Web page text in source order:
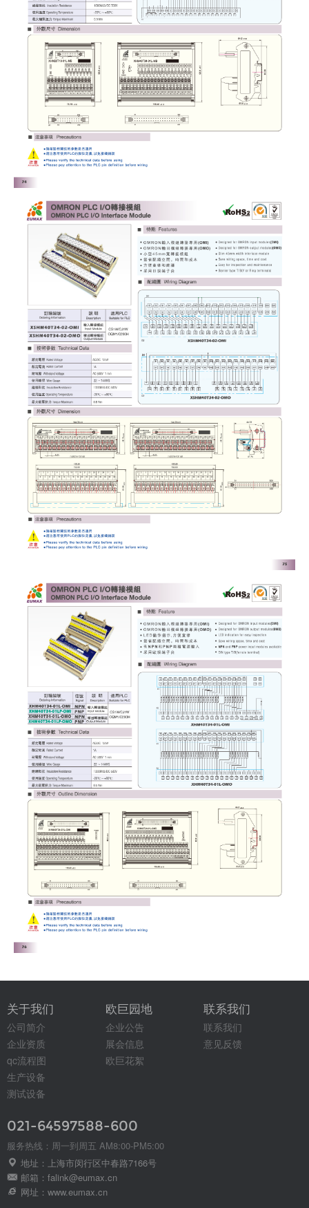
关于我们
公司简介
企业资质
qc流程图
生产设备
测试设备
欧巨园地
企业公告
展会信息
欧巨花絮
联系我们
联系我们
意见反馈
021-64597588-600
服务热线：周一到周五 AM8:00-PM5:00
地址：上海市闵行区中春路7166号
邮箱：falink@eumax.cn
网址：www.eumax.cn